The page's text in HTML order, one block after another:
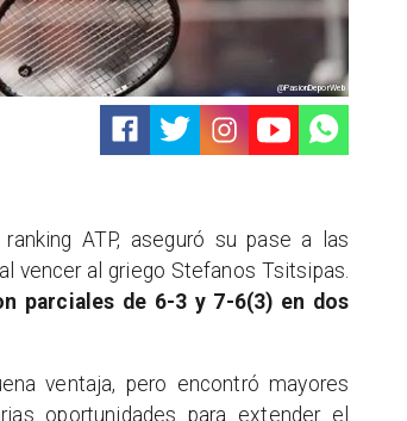
@PasionDeporWeb
ATP, aseguró su pase a las
vencer al griego Stefanos Tsitsipas.
parciales de 6-3 y 7-6(3) en dos
ventaja, pero encontró mayores
oportunidades para extender el